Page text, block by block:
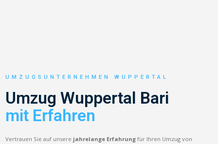
UMZUGSUNTERNEHMEN WUPPERTAL
Umzug Wuppertal Bari
mit Erfahren
Vertrauen Sie auf unsere jahrelange Erfahrung für Ihren Umzug von